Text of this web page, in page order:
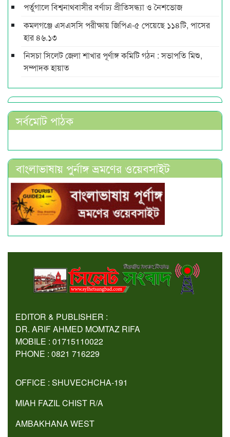
পর্তুগালে বিশ্বনাথবাসীর বর্ণাঢ্য প্রীতিসন্ধ্যা ও নৈশভোজ
কমলগঞ্জে এসএসসি পরীক্ষায় জিপিএ-৫ পেয়েছে ১১৪টি, পাসের
হার ৪৬.১৩
নিসচা সিলেট জেলা শাখার পূর্ণাঙ্গ কমিটি গঠন : সভাপতি মিশু,
সম্পাদক হায়াত
সর্বমোট পাঠক
বাংলাভাষায় পুর্নাঙ্গ ভ্রমণের ওয়েবসাইট
EDITOR & PUBLISHER :
DR. ARIF AHMED MOMTAZ RIFA
MOBILE : 01715110022
PHONE : 0821 716229
OFFICE : SHUVECHCHA-191
MIAH FAZIL CHIST R/A
AMBAKHANA WEST